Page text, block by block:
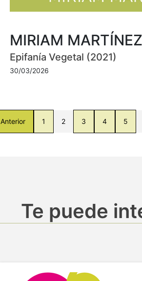
MIRIAM
Epifanía Vegetal (2021)
30/03/2026
Anterior 1 2 3 4 5
Te puede